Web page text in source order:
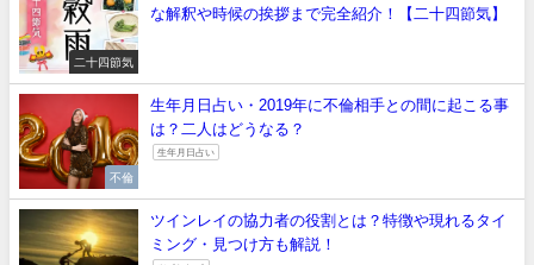
二十四節気
な解釈や時候の挨拶まで完全紹介！【二十四節気】
不倫
生年月日占い・2019年に不倫相手との間に起こる事
は？二人はどうなる？
生年月日占い
ツインレイの協力者の役割とは？特徴や現れるタイ
ミング・見つけ方も解説！